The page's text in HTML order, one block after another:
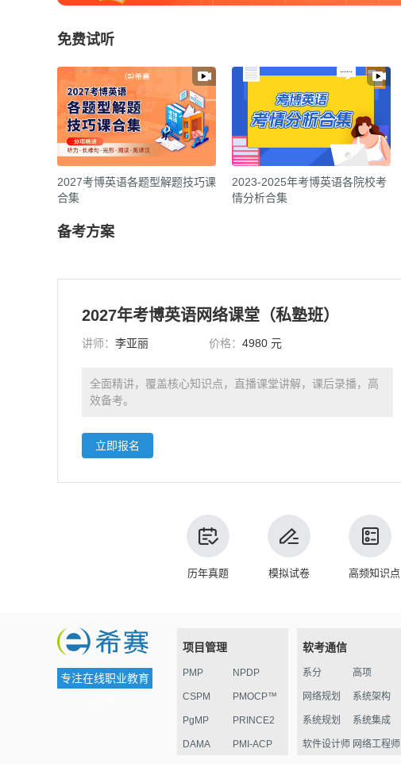
免费试听
2027考博英语各题型解题技巧课
合集
2023-2025年考博英语各院校考
情分析合集
备考方案
2027年考博英语网络课堂（私塾班）
讲师： 李亚丽 价格： 4980 元
全面精讲，覆盖核心知识点，直播课堂讲解，课后录播，高
效备考。
立即报名
历年真题 模拟试卷 高频知识点
专注在线职业教育
项目管理
PMP NPDP
CSPM PMOCP™
PgMP PRINCE2
DAMA PMI-ACP
软考通信
系分 高项
网络规划 系统架构
系统规划 系统集成
软件设计师 网络工程师